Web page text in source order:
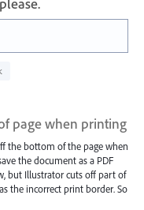
page when printing
the bottom of the page when
the document as a PDF
but Illustrator cuts off part of
the incorrect print border. So